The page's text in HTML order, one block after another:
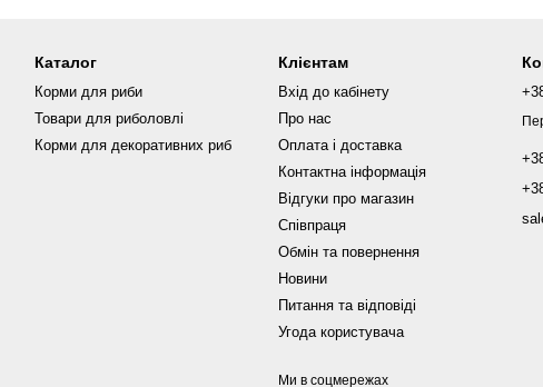
Каталог
Корми для риби
Товари для риболовлі
Корми для декоративних риб
Клієнтам
Вхід до кабінету
Про нас
Оплата і доставка
Контактна інформація
Відгуки про магазин
Співпраця
Обмін та повернення
Новини
Питання та відповіді
Угода користувача
Ми в соцмережах